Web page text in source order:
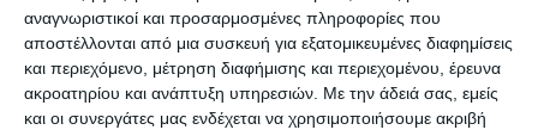
αναγνωριστικοί και προσαρμοσμένες πληροφορίες που
αποστέλλονται από μια συσκευή για εξατομικευμένες διαφημίσεις
και περιεχόμενο, μέτρηση διαφήμισης και περιεχομένου, έρευνα
ακροατηρίου και ανάπτυξη υπηρεσιών. Με την άδειά σας, εμείς
και οι συνεργάτες μας ενδέχεται να χρησιμοποιήσουμε ακριβή
της μυοκτονίας μετά τον Αύγουστο, πράγμα που
είναι τελείως λάθος.
Όσον αφορά την δακοκτονία, βρισκόμαστε σε ένα